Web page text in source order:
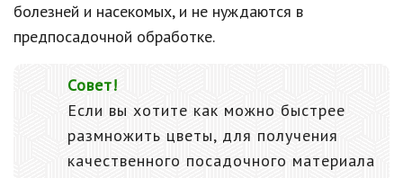
болезней и насекомых, и не нуждаются в
предпосадочной обработке.
Совет!
Если вы хотите как можно быстрее
размножить цветы, для получения
качественного посадочного материала